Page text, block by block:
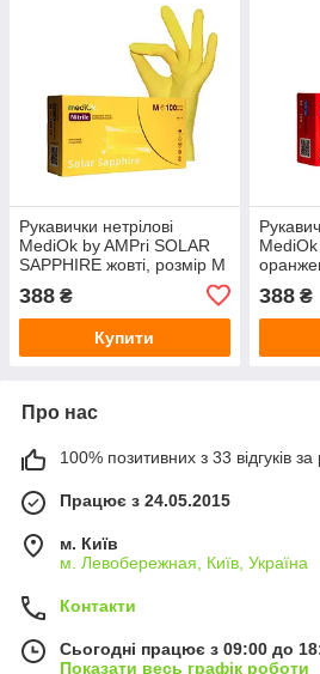
Рукавички нетрілові
MediOk by AMPri SOLAR
SAPPHIRE жовті, розмір M
388 ₴
Купити
388₴
Про нас
100% позитивних з 33 відгуків за
Працює з 24.05.2015
м. Київ
м. Левобережная, Київ, Україна
Контакти
Сьогодні працює з 09:00 до
Показати весь графік роботи